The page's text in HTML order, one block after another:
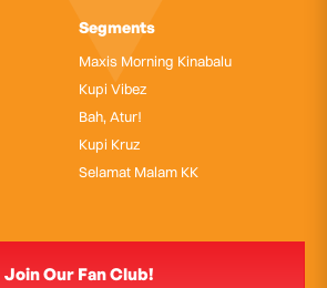
Segments
Maxis Morning Kinabalu
Kupi Vibez
Bah, Atur!
Kupi Kruz
Selamat Malam KK
Join Our Fan Club!